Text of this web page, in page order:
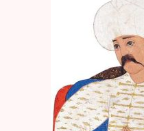
Osmanlı Tarihi
Proje – Araştırma
Selçuklu Tarihi
Seyahatname